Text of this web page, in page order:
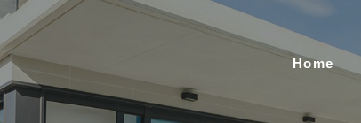
Home